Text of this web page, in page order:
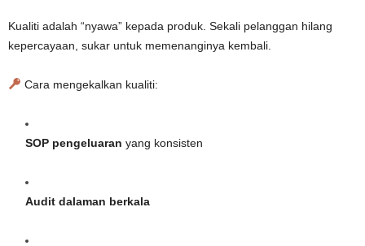
Kualiti adalah “nyawa” kepada produk. Sekali pelanggan hilang
kepercayaan, sukar untuk memenanginya kembali.
Cara mengekalkan kualiti:
SOP pengeluaran yang konsisten
Audit dalaman berkala